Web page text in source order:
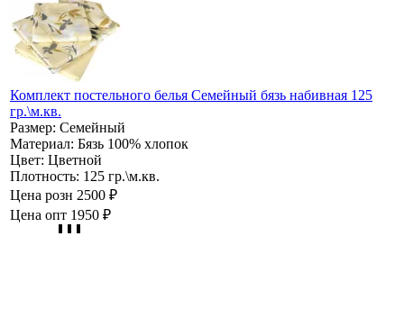
Комплект постельного белья Семейный бязь набивная 125
гр.\м.кв.
Размер: Семейный
Материал: Бязь 100% хлопок
Цвет: Цветной
Плотность: 125 гр.\м.кв.
Цена розн 2500 ₽
Цена опт 1950 ₽